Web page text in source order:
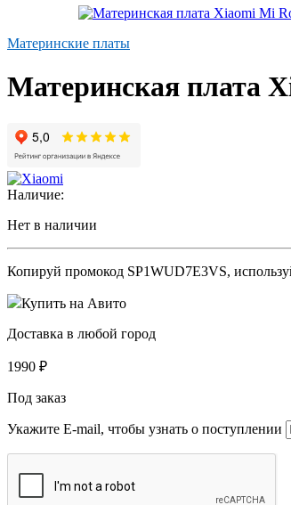
Материнские платы
Материнская плата
Наличие:
Нет в наличии
Копируй промокод SP1WUD7E3VS,
Купить на Авито
Доставка в любой город
1990 ₽
Под заказ
Укажите E-mail, чтобы узнать о поступлении